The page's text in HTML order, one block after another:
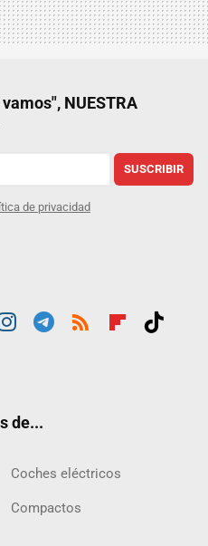
NUESTRA
SUSCRIBIR
de privacidad
de...
Coches eléctricos
Compactos